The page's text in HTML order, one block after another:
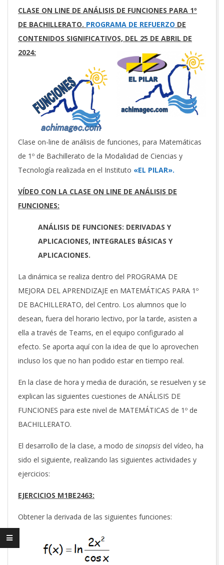
CLASE ON LINE DE ANÁLISIS DE FUNCIONES PARA 1º
DE BACHILLERATO. PROGRAMA DE REFUERZO DE
CONTENIDOS SIGNIFICATIVOS, DEL 25 DE ABRIL DE
2024:
Clase on-line de análisis de funciones, para Matemáticas
de 1º de Bachillerato de la Modalidad de Ciencias y
Tecnología realizada en el Instituto «EL PILAR».
VÍDEO CON LA CLASE ON LINE DE ANÁLISIS DE
FUNCIONES:
ANÁLISIS DE FUNCIONES: DERIVADAS Y
APLICACIONES, INTEGRALES BÁSICAS Y
APLICACIONES.
La dinámica se realiza dentro del PROGRAMA DE
MEJORA DEL APRENDIZAJE en MATEMÁTICAS PARA 1º
DE BACHILLERATO, del Centro. Los alumnos que lo
desean, fuera del horario lectivo, por la tarde, asisten a
ella a través de Teams, en el equipo configurado al
efecto. Se aporta aquí con la idea de que lo aprovechen
incluso los que no han podido estar en tiempo real.
En la clase de hora y media de duración, se resuelven y se
explican las siguientes cuestiones de ANÁLISIS DE
FUNCIONES para este nivel de MATEMÁTICAS de 1º de
BACHILLERATO.
El desarrollo de la clase, a modo de sinopsis del vídeo, ha
sido el siguiente, realizando las siguientes actividades y
ejercicios:
EJERCICIOS M1BE2463:
Obtener la derivada de las siguientes funciones: